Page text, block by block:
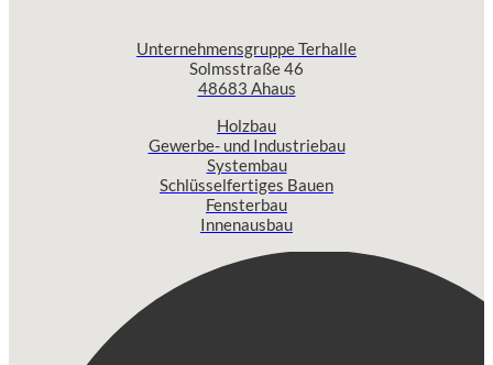
Unternehmensgruppe Terhalle
Solmsstraße 46
48683 Ahaus
Holzbau
Gewerbe- und Industriebau
Systembau
Schlüsselfertiges Bauen
Fensterbau
Innenausbau